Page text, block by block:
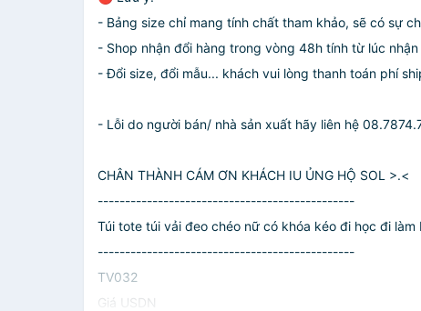
- Bảng size chỉ mang tính chất tham khảo, sẽ có sự
- Shop nhận đổi hàng trong vòng 48h tính từ lúc
- Đổi size, đổi mẫu... khách vui lòng thanh toán phí
- Lỗi do người bán/ nhà sản xuất hãy liên hệ
CHÂN THÀNH CÁM ƠN KHÁCH IU ỦNG HỘ SOL >.<
-----------------------------------------------
Túi tote túi vải đeo chéo nữ có khóa kéo đi học đi
-----------------------------------------------
TV032
Giá USDN